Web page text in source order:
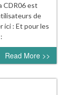
CDR06 est
de
ici : Et pour les
Read More >>